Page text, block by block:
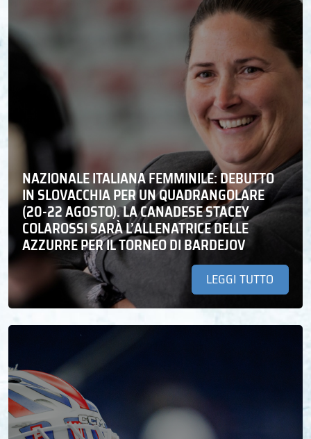
NAZIONALE ITALIANA FEMMINILE: DEBUTTO
IN SLOVACCHIA PER UN QUADRANGOLARE
(20-22 AGOSTO). LA CANADESE STACEY
COLAROSSI SARÀ L’ALLENATRICE DELLE
AZZURRE PER IL TORNEO DI BARDEJOV
LEGGI TUTTO